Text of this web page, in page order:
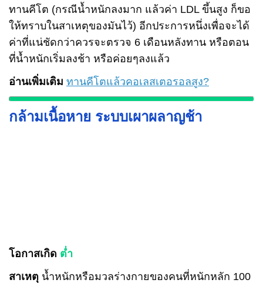
ทานคีโต (กรณีน้ำหนักลงมาก แล้วค่า LDL ขึ้นสูง ก็ขอ
ให้ทราบในสาเหตุของมันไว้) อีกประการหนึ่งเพื่อจะได้
ค่าที่แน่ชัดกว่าควรจะตรวจ 6 เดือนหลังทาน หรือตอน
ที่น้ำหนักเริ่มลงช้า หรือค่อยๆลงแล้ว
อ่านเพิ่มเติม ทานคีโตแล้วคอเลสเตอรอลสูง?
กล้ามเนื้อหาย ระบบเผาผลาญช้า
โอกาสเกิด ต่ำ
สาเหตุ น้ำหนักหรือมวลร่างกายของคนที่หนักหลัก 100